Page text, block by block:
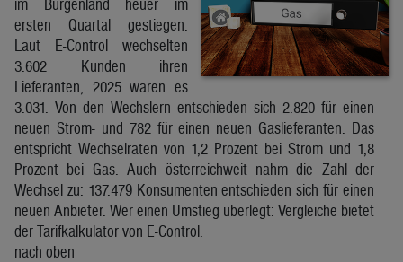
ersten Quartal gestiegen.
Laut E-Control wechselten
3.602 Kunden ihren
Lieferanten, 2025 waren es
3.031. Von den Wechslern entschieden sich 2.820 für einen
neuen Strom- und 782 für einen neuen Gaslieferanten. Das
entspricht Wechselraten von 1,2 Prozent bei Strom und 1,8
Prozent bei Gas. Auch österreichweit nahm die Zahl der
Wechsel zu: 137.479 Konsumenten entschieden sich für einen
neuen Anbieter. Wer einen Umstieg überlegt: Vergleiche bietet
der Tarifkalkulator von E-Control.
nach oben